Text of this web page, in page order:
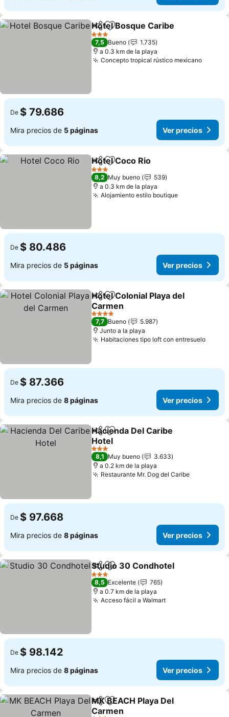
CompartirAgregar a favoritos
Hotel Bosque Caribe
3 Estrellas
7,5 Bueno
1.735
a 0.3 km de la playa
Concepto tropical rústico mexicanoVer
De $ 79.686
Mira precios de 5 páginas Ver precios
CompartirAgregar a favoritos
Hotel Coco Rio
3 Estrellas
8,2 Muy bueno
539
a 0.3 km de la playa
Alojamiento estilo boutiqueVer precios
De $ 80.486
Mira precios de 5 páginas Ver precios
CompartirAgregar a favoritos
Hotel Colonial Playa del
Carmen
Ver precios
4 Estrellas
7,7 Bueno
5.987
Junto a la playa
Habitaciones tipo loft con entresueloVer
De $ 87.366
Mira precios de 8 páginas Ver precios
CompartirAgregar a favoritos
Hacienda Del Caribe
Hotel
Ver precios
3 Estrellas
8,1 Muy bueno
3.633
a 0.2 km de la playa
Restaurante Mr. Dog del CaribeVer
De $ 97.668
Mira precios de 8 páginas Ver precios
CompartirAgregar a favoritos
Studio 30 Condhotel
3 Estrellas
8,5 Excelente
765
a 0.7 km de la playa
Acceso fácil a WalmartVer precios
De $ 98.142
Mira precios de 8 páginas Ver precios
CompartirAgregar a favoritos
MK BEACH Playa Del
Carmen